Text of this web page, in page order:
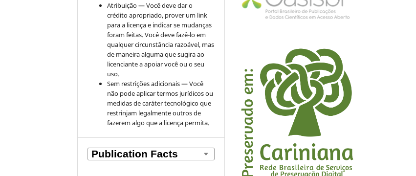
Atribuição — Você deve dar o
crédito apropriado, prover um link
para a licença e indicar se mudanças
foram feitas. Você deve fazê-lo em
qualquer circunstância razoável, mas
de maneira alguma que sugira ao
licenciante a apoiar você ou o seu
uso.
Sem restrições adicionais — Você
não pode aplicar termos jurídicos ou
medidas de caráter tecnológico que
restrinjam legalmente outros de
fazerem algo que a licença permita.